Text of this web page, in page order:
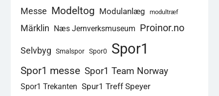
Messe Modeltog Modulanlæg modultræf
Märklin Næs Jernverksmuseum Proinor.no
Selvbyg Smalspor Spor0 Spor1
Spor1 messe Spor1 Team Norway
Spor1 Trekanten Spur1 Treff Speyer